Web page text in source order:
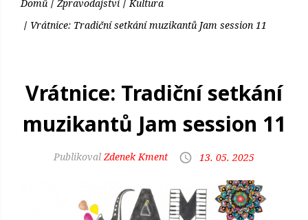
Domů Zpravodajství
Kultura
Vrátnice: Tradiční setkání muzikantů Jam session 11
Vrátnice: Tradiční setkání
muzikantů Jam session 11
Zdenek Kment 13. 05. 2025